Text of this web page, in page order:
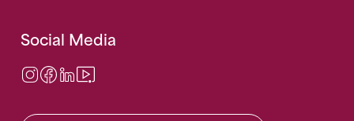
Social Media
Instagram
Facebook
LinkedIn